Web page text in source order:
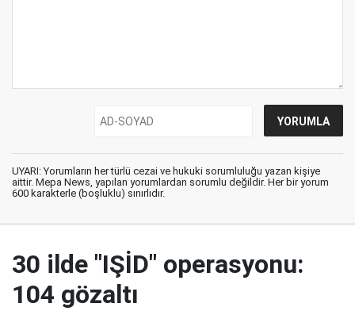
UYARI: Yorumların her türlü cezai ve hukuki sorumluluğu yazan kişiye
aittir. Mepa News, yapılan yorumlardan sorumlu değildir. Her bir yorum
600 karakterle (boşluklu) sınırlıdır.
30 ilde "IŞİD" operasyonu:
104 gözaltı